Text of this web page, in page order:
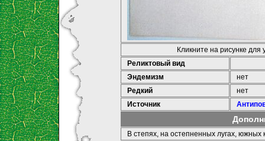
Кликните на рисунке для
Реликтовый вид
Эндемизм
нет
Редкий
нет
Источник
В степях, на остепненных лугах, южных